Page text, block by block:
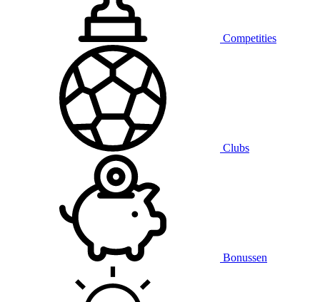
Competities
Clubs
Bonussen